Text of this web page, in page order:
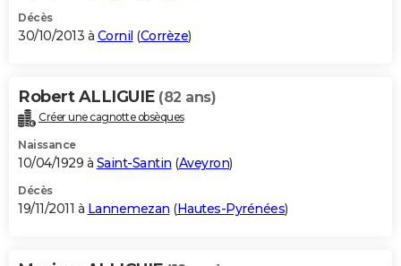
Décès
30/10/2013 à Cornil (Corrèze)
Robert ALLIGUIE (82 ans)
Créer une cagnotte obsèques
Naissance
10/04/1929 à Saint-Santin (Aveyron)
Décès
19/11/2011 à Lannemezan (Hautes-Pyrénées)